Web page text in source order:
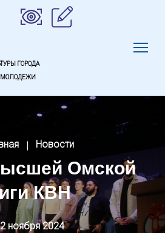
ГОРОДА
МОЛОДЕЖИ
Новости
Омской
КВН
ноября 2024